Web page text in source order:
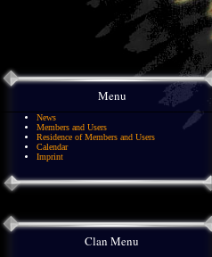
Menu
News
Members and Users
Residence of Members and Users
Calendar
Imprint
Clan Menu